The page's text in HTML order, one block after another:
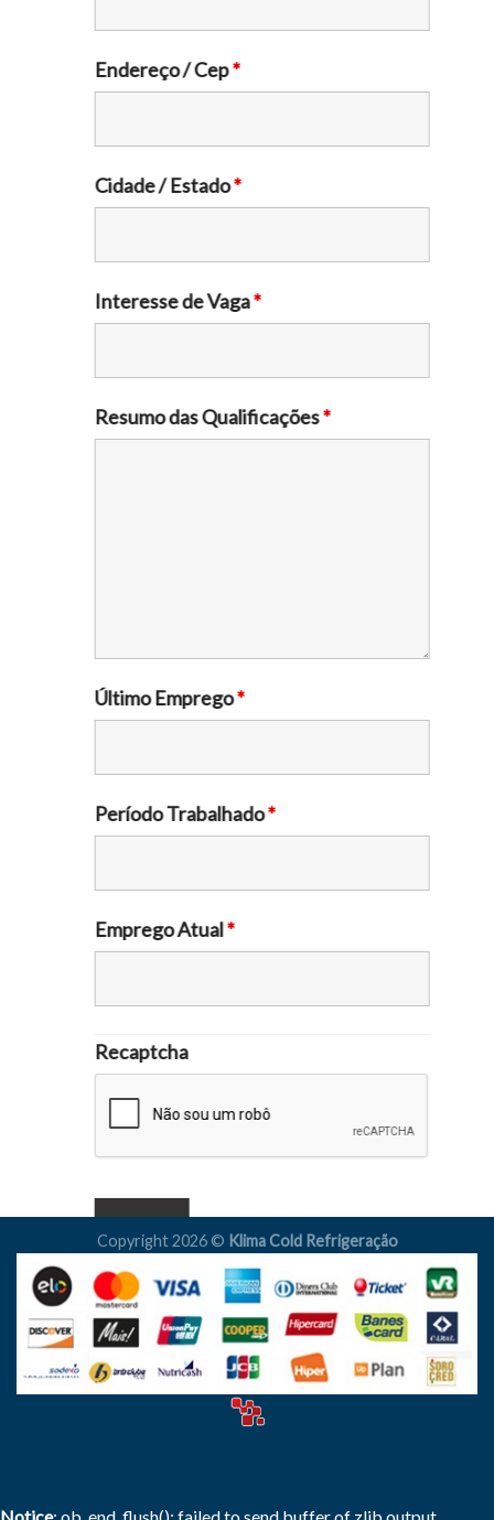
Endereço / Cep*
Cidade / Estado*
Interesse de Vaga*
Resumo das Qualificações*
Último Emprego*
Período Trabalhado*
Emprego Atual*
Recaptcha
Copyright 2026 © Klima Cold Refrigeração